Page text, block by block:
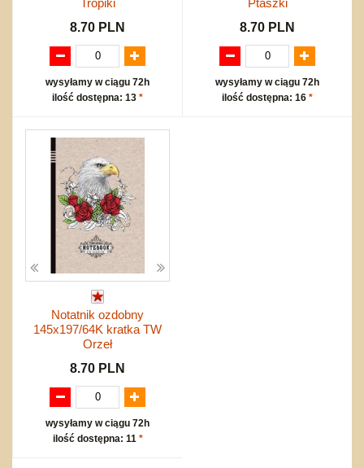
8.70 PLN
wysyłamy w ciągu 72h
ilość dostępna: 13 *
8.70 PLN
wysyłamy w ciągu 72h
ilość dostępna: 16 *
Notatnik ozdobny
145x197/64K kratka TW
Orzeł
8.70 PLN
wysyłamy w ciągu 72h
ilość dostępna: 11 *